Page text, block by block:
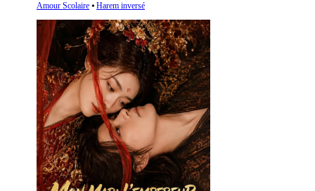
Amour Scolaire ⦁ Harem inversé